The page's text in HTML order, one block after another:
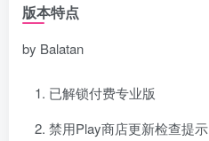
版本特点
by Balatan
已解锁付费专业版
禁用Play商店更新检查提示